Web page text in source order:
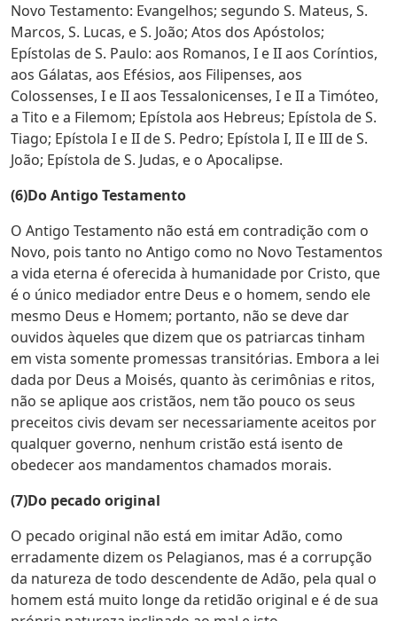
Novo Testamento: Evangelhos; segundo S. Mateus, S.
Marcos, S. Lucas, e S. João; Atos dos Apóstolos;
Epístolas de S. Paulo: aos Romanos, I e II aos Coríntios,
aos Gálatas, aos Efésios, aos Filipenses, aos
Colossenses, I e II aos Tessalonicenses, I e II a Timóteo,
a Tito e a Filemom; Epístola aos Hebreus; Epístola de S.
Tiago; Epístola I e II de S. Pedro; Epístola I, II e III de S.
João; Epístola de S. Judas, e o Apocalipse.
(6)Do Antigo Testamento
O Antigo Testamento não está em contradição com o
Novo, pois tanto no Antigo como no Novo Testamentos
a vida eterna é oferecida à humanidade por Cristo, que
é o único mediador entre Deus e o homem, sendo ele
mesmo Deus e Homem; portanto, não se deve dar
ouvidos àqueles que dizem que os patriarcas tinham
em vista somente promessas transitórias. Embora a lei
dada por Deus a Moisés, quanto às cerimônias e ritos,
não se aplique aos cristãos, nem tão pouco os seus
preceitos civis devam ser necessariamente aceitos por
qualquer governo, nenhum cristão está isento de
obedecer aos mandamentos chamados morais.
(7)Do pecado original
O pecado original não está em imitar Adão, como
erradamente dizem os Pelagianos, mas é a corrupção
da natureza de todo descendente de Adão, pela qual o
homem está muito longe da retidão original e é de sua